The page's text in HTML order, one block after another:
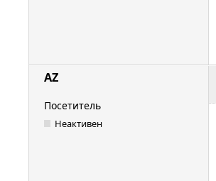
AZ
Посетитель
Неактивен